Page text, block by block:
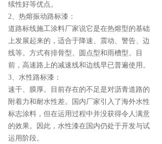
续性好等优点。
2、热熔振动路标漆：
道路标线施工涂料厂家说它是在热熔型的基础
上发展起来的，适合于降速、震动、警告、边
线等。方式有排骨型、圆点型和雨槽型。目
前，高速路上的减速线和边线早已普遍使用。
3、水性路标漆：
速干、膜厚。目前存在的不足是对沥青道路的
附着力和耐水性差。国内厂家引入了海外水性
标志涂料，但在运用过程中并没获得令人满意
的效果。因此，水性漆在国内仍处于开发与试
运用阶段。